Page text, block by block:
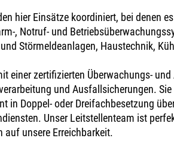
hier Einsätze koordiniert, bei denen
, Notruf- und
Störmeldeanlagen, Haustechnik,
einer zertifizierten Überwachungs-
und Ausfallsicherungen.
in Doppel- oder Dreifachbesetzung
Unser Leitstellenteam ist
auf unsere Erreichbarkeit.